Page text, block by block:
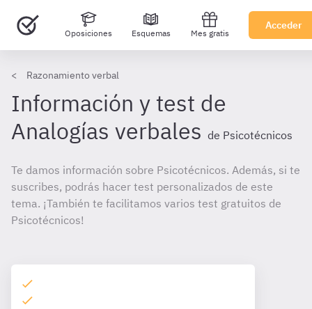
Oposiciones Esquemas Mes gratis
Acceder
Razonamiento verbal
Información y test de
Analogías verbales de Psicotécnicos
Te damos información sobre Psicotécnicos. Además, si te
suscribes, podrás hacer test personalizados de este
tema. ¡También te facilitamos varios test gratuitos de
Psicotécnicos!